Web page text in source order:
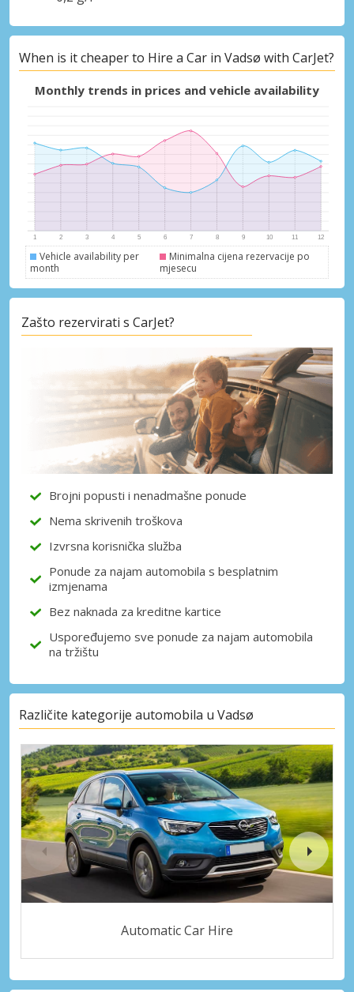
Posebni popusti
Pristupite ekskluzivnim ponudama naših
dobavljača
When is it cheaper to Hire a Car in Vadsø with CarJet?
Monthly trends in prices and vehicle availability
Vehicle availability per
month
Minimalna cijena rezervacije po
mjesecu
Zašto rezervirati s CarJet?
Brojni popusti i nenadmašne ponude
Nema skrivenih troškova
Izvrsna korisnička služba
Ponude za najam automobila s besplatnim
izmjenama
Bez naknada za kreditne kartice
Uspoređujemo sve ponude za najam automobila
na tržištu
Različite kategorije automobila u Vadsø
Automatic Car Hire